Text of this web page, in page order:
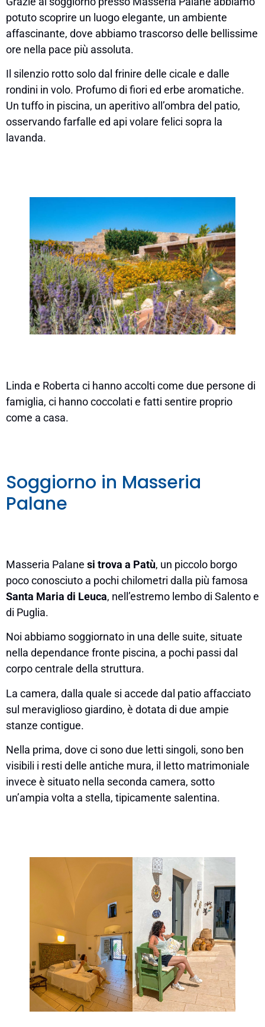
potuto scoprire un luogo elegante, un ambiente
affascinante, dove abbiamo trascorso delle bellissime
ore nella pace più assoluta.
Il silenzio rotto solo dal frinire delle cicale e dalle
rondini in volo. Profumo di fiori ed erbe aromatiche.
Un tuffo in piscina, un aperitivo all’ombra del patio,
osservando farfalle ed api volare felici sopra la
lavanda.
Linda e Roberta ci hanno accolti come due persone di
famiglia, ci hanno coccolati e fatti sentire proprio
come a casa.
Soggiorno in Masseria
Palane
Masseria Palane si trova a Patù, un piccolo borgo
poco conosciuto a pochi chilometri dalla più famosa
Santa Maria di Leuca, nell’estremo lembo di Salento e
di Puglia.
Noi abbiamo soggiornato in una delle suite, situate
nella dependance fronte piscina, a pochi passi dal
corpo centrale della struttura.
La camera, dalla quale si accede dal patio affacciato
sul meraviglioso giardino, è dotata di due ampie
stanze contigue.
Nella prima, dove ci sono due letti singoli, sono ben
visibili i resti delle antiche mura, il letto matrimoniale
invece è situato nella seconda camera, sotto
un’ampia volta a stella, tipicamente salentina.